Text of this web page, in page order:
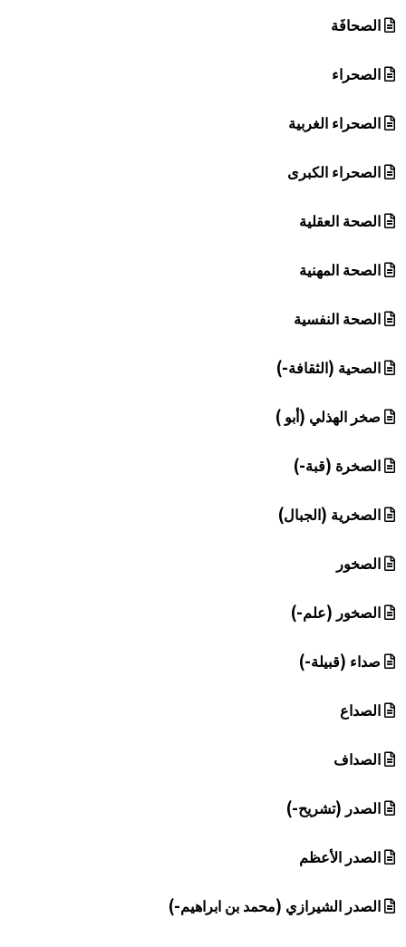
الصحافَة
الصحراء
الصحراء الغربية
الصحراء الكبرى
الصحة العقلية
الصحة المهنية
الصحة النفسية
الصحية (الثقافة-)
صخر الهذلي (أبو )
الصخرة (قبة-)
الصخرية (الجبال)
الصخور
الصخور (علم-)
صداء (قبيلة-)
الصداع
الصداف
الصدر (تشريح-)
الصدر الأعظم
الصدر الشيرازي (محمد بن ابراهيم-)